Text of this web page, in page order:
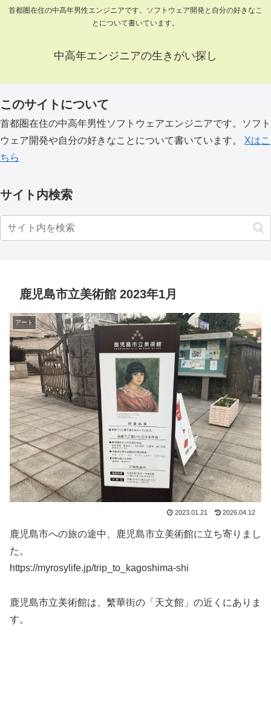
首都圏在住の中高年男性エンジニアです。ソフトウェア開発と自分の好きなこ
とについて書いています。
中高年エンジニアの生きがい探し
このサイトについて
首都圏在住の中高年男性ソフトウェアエンジニアです。ソフト
ウェア開発や自分の好きなことについて書いています。 Xはこ
ちら
サイト内検索
鹿児島市立美術館 2023年1月
アート
2023.01.21 2026.04.12
鹿児島市への旅の途中、鹿児島市立美術館に立ち寄りまし
た。
https://myrosylife.jp/trip_to_kagoshima-shi
鹿児島市立美術館は、繁華街の「天文館」の近くにありま
す。